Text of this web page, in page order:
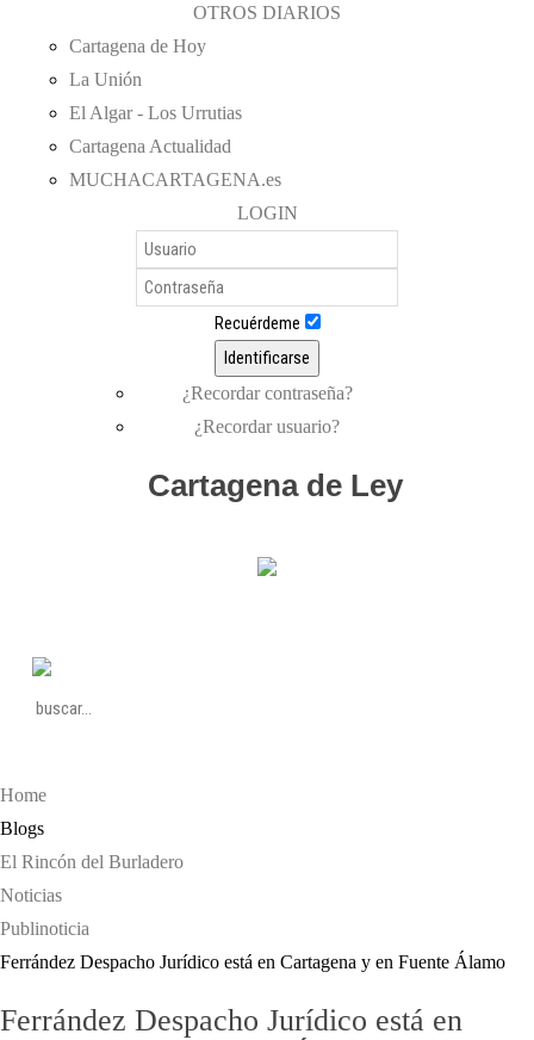
OTROS DIARIOS
Cartagena de Hoy
La Unión
El Algar - Los Urrutias
Cartagena Actualidad
MUCHACARTAGENA.es
LOGIN
Recuérdeme
Identificarse
¿Recordar contraseña?
¿Recordar usuario?
Cartagena de Ley
Home
Blogs
El Rincón del Burladero
Noticias
Publinoticia
Ferrández Despacho Jurídico está en Cartagena y en Fuente Álamo
Ferrández Despacho Jurídico está en